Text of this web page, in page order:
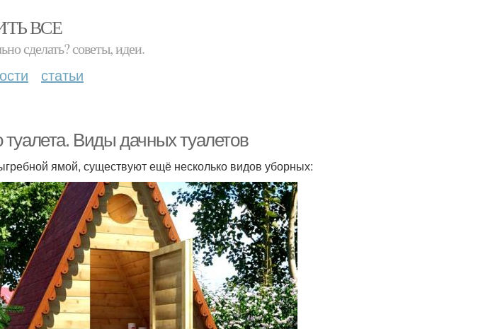
ВСЕ
сделать? советы, идеи.
статьи
туалета. Виды дачных туалетов
ямой, существуют ещё несколько видов уборных: